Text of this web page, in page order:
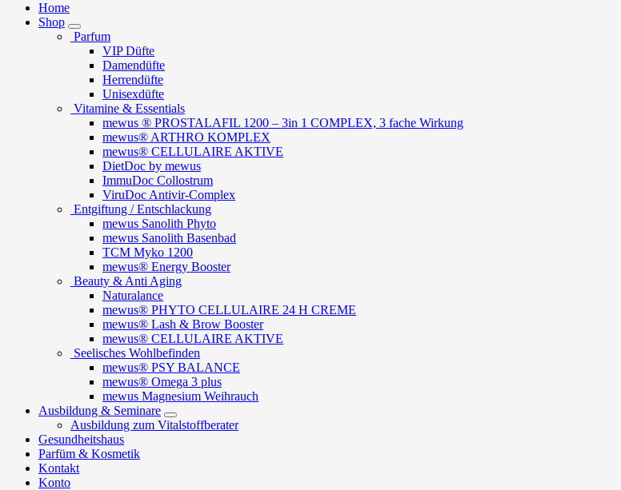
Home
Shop
Parfum
VIP Düfte
Damendüfte
Herrendüfte
Unisexdüfte
Vitamine & Essentials
mewus ® PROSTALAFIL 1200 – 3in 1 COMPLEX, 3 fache Wirkung
mewus® ARTHRO KOMPLEX
mewus® CELLULAIRE AKTIVE
DietDoc by mewus
ImmuDoc Collostrum
ViruDoc Antivir-Complex
Entgiftung / Entschlackung
mewus Sanolith Phyto
mewus Sanolith Basenbad
TCM Myko 1200
mewus® Energy Booster
Beauty & Anti Aging
Naturalance
mewus® PHYTO CELLULAIRE 24 H CREME
mewus® Lash & Brow Booster
mewus® CELLULAIRE AKTIVE
Seelisches Wohlbefinden
mewus® PSY BALANCE
mewus® Omega 3 plus
mewus Magnesium Weihrauch
Ausbildung & Seminare
Ausbildung zum Vitalstoffberater
Gesundheitshaus
Parfüm & Kosmetik
Kontakt
Konto